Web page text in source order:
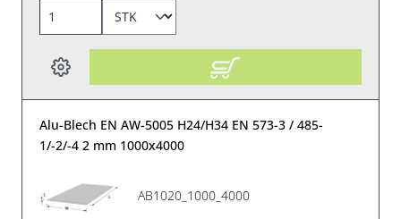
Alu-Blech EN AW-5005 H24/H34 EN 573-3 / 485-
1/-2/-4 2 mm 1000x4000
AB1020_1000_4000